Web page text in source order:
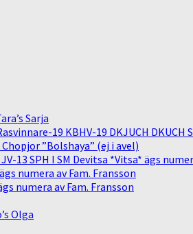
Sarja
19 KBHV-19 DKJUCH DKUCH
”Bolshaya” (ej i avel)
JV-13 SPH I SM Devitsa *Vitsa* ägs
numera av Fam. Fransson
numera av Fam. Fransson
Olga